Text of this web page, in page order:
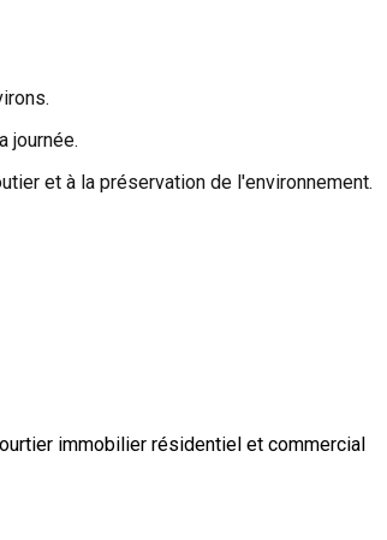
journée.
et à la préservation de l'environnement.
immobilier résidentiel et commercial